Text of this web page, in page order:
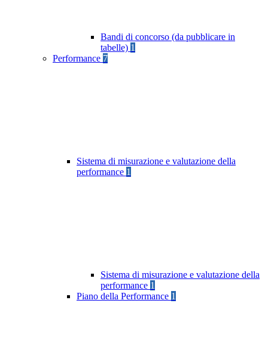
Bandi di concorso (da pubblicare in
tabelle) 1
Performance 7
Sistema di misurazione e valutazione della
performance 1
Sistema di misurazione e valutazione della
performance 1
Piano della Performance 1